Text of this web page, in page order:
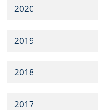
2020
2019
2018
2017